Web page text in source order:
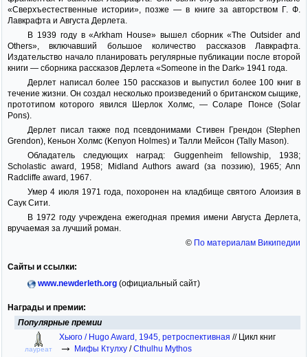
«Сверхъестественные истории», позже — в книге за авторством Г. Ф.
Лавкрафта и Августа Дерлета.
В 1939 году в «Arkham House» вышел сборник «The Outsider and
Others», включавший большое количество рассказов Лавкрафта.
Издательство начало планировать регулярные публикации после второй
книги — сборника рассказов Дерлета «Someone in the Dark» 1941 года.
Дерлет написал более 150 рассказов и выпустил более 100 книг в
течение жизни. Он создал несколько произведений о британском сыщике,
прототипом которого явился Шерлок Холмс, — Соларе Понсе (Solar
Pons).
Дерлет писал также под псевдонимами Стивен Грендон (Stephen
Grendon), Кеньон Холмс (Kenyon Holmes) и Талли Мейсон (Tally Mason).
Обладатель следующих наград: Guggenheim fellowship, 1938;
Scholastic award, 1958; Midland Authors award (за поэзию), 1965; Ann
Radcliffe award, 1967.
Умер 4 июля 1971 года, похоронен на кладбище святого Алоизия в
Саук Сити.
В 1972 году учреждена ежегодная премия имени Августа Дерлета,
вручаемая за лучший роман.
© По материалам Википедии
Сайты и ссылки:
www.newderleth.org(официальный сайт)
Награды и премии:
Популярные премии
лауреат
Хьюго / Hugo Award, 1945, ретроспективная // Цикл книг
→ Мифы Ктулху /Cthulhu Mythos